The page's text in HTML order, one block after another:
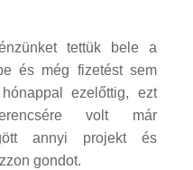
tettük bele a
és még fizetést sem
ezelőttig, ezt
volt már
annyi projekt és
gondot.